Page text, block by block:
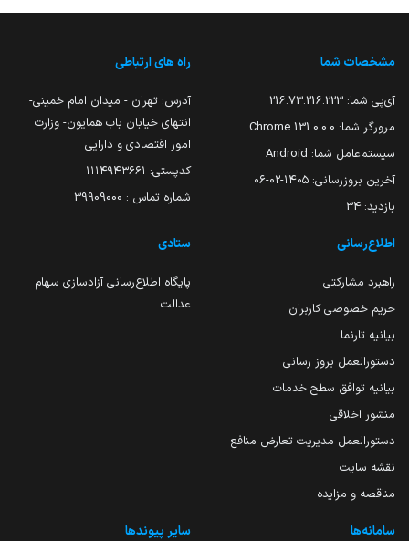
مشخصات شما
آی‌پی شما: 216.73.216.223
مرورگر شما: 131.0.0.0 Chrome
سیستم‌عامل شما: Android
آخرین بروزرسانی: ۱۴۰۵-۰۲-۰۶
بازدید: 34
راه های ارتباطی
آدرس: تهران - میدان امام خمینی-
انتهای خیابان باب همایون- وزارت
امور اقتصادی و دارایی
کدپستی: ۱۱۱۴۹۴۳۶۶۱
شماره تماس : 39909000
اطلاع‌رسانی
راهبرد مشارکتی
حریم خصوصی کاربران
بیانیه تارنما
دستورالعمل بروز رسانی
بیانیه توافق سطح خدمات
منشور اخلاقی
دستورالعمل مدیریت تعارض منافع
نقشه سایت
مناقصه و مزایده
ستادی
پایگاه اطلاع‌رسانی آزادسازی سهام
عدالت
سامانه‌ها سایر پیوندها